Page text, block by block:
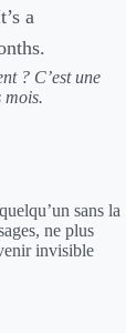
a
? C’est une
mois.
sans la
ne plus
invisible